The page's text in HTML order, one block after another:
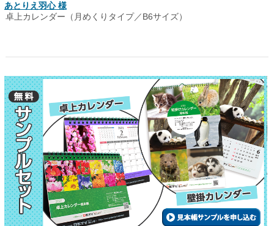
あとりえ羽心 様
卓上カレンダー（月めくりタイプ／B6サイズ）